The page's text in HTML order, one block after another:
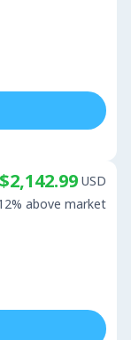
$2,142.99 USD
above market